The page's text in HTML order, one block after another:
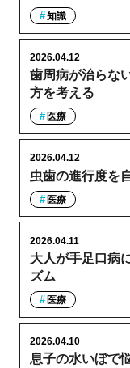
知識
歯周病が治らな
方を考える
2026.04.12
医療
虫歯の進行度を
2026.04.12
医療
大人が手足口病
ズム
2026.04.11
医療
息子の水いぼで
2026.04.10